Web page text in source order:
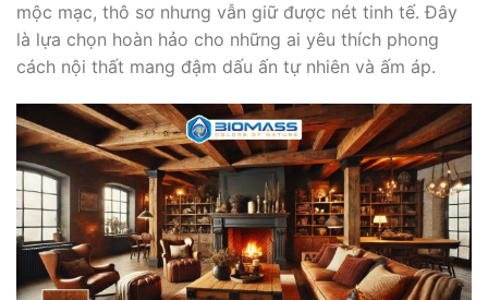
mộc mạc, thô sơ nhưng vẫn giữ được nét tinh tế. Đây
là lựa chọn hoàn hảo cho những ai yêu thích phong
cách nội thất mang đậm dấu ấn tự nhiên và ấm áp.